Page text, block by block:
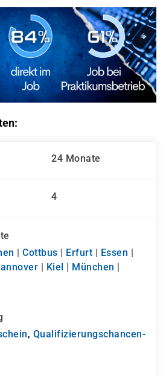
24 Monate
4
Cottbus Erfurt Essen
Kiel München
, Qualifizierungs­chancen­